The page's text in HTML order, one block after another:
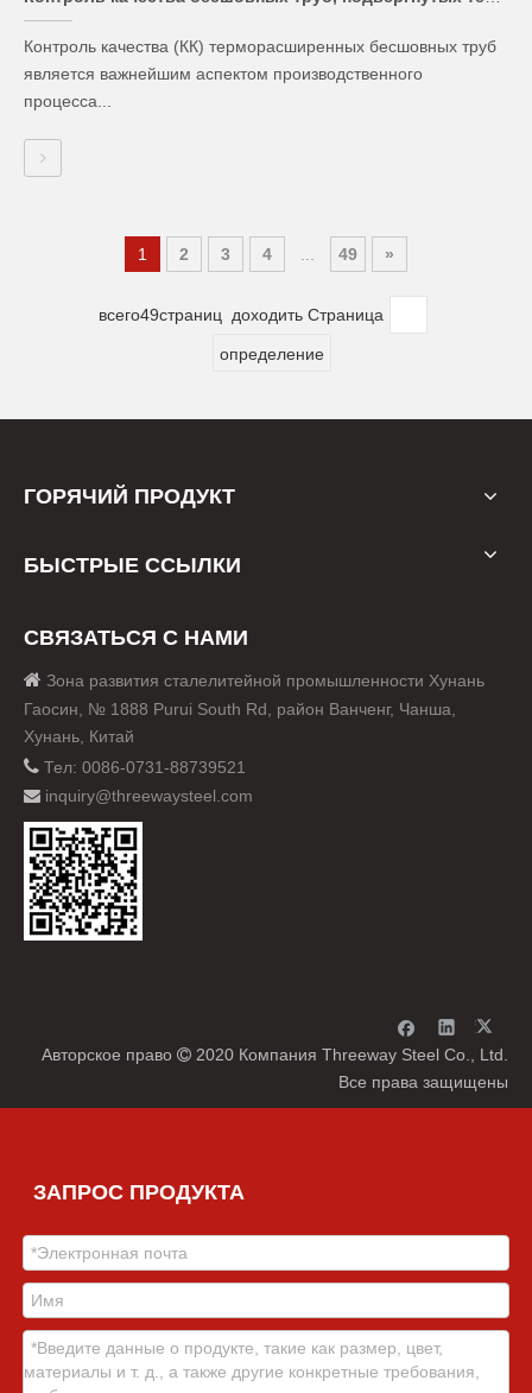
Контроль качества (КК) терморасширенных бесшовных труб
является важнейшим аспектом производственного
процесса...
1 2 3 4 49 »
всего49страниц доходить Страница
определение
ГОРЯЧИЙ ПРОДУКТ
БЫСТРЫЕ ССЫЛКИ
СВЯЗАТЬСЯ С НАМИ
 Зона развития сталелитейной промышленности Хунань
Гаосин, № 1888 Purui South Rd, район Ванченг, Чанша,
Хунань, Китай
 Тел: 0086-0731-88739521
 inquiry@threewaysteel.com
Авторское право  2020 Компания Threeway Steel Co., Ltd.
Все права защищены
ЗАПРОС ПРОДУКТА